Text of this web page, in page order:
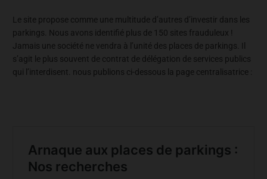
Le site propose comme une multitude d’autres d’investir dans les
parkings. Nous avons identifié plus de 150 sites frauduleux !
Jamais une société ne vendra à l’unité des places de parkings. Il
s’agit le plus souvent de contrat de délégation de services publics
qui l’interdisent. nous publions ci-dessous la page centralisatrice :